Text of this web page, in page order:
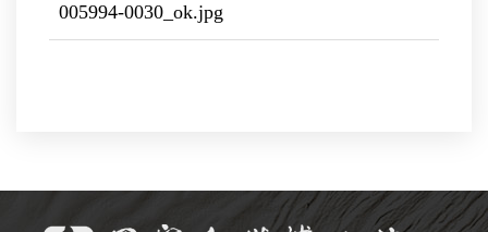
005994-0030_ok.jpg